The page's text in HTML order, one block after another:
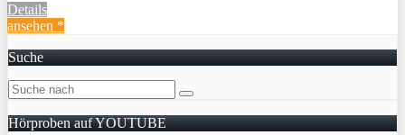
Details
ansehen *
Suche
Hörproben auf YOUTUBE